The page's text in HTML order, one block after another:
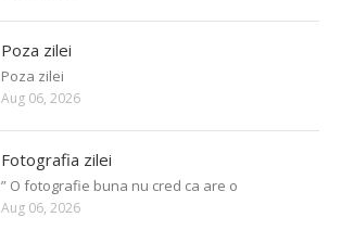
Poza zilei
Poza zilei
Aug 06, 2026
Fotografia zilei
” O fotografie buna nu cred ca are o
Aug 06, 2026